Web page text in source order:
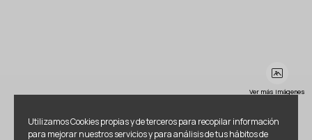
Utilizamos Cookies propias y de terceros para recopilar información
para mejorar nuestros servicios y para análisis de tus hábitos de
Ver más imágenes